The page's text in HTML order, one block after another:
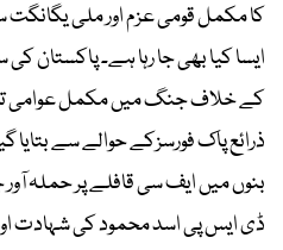
کا مکمل قومی عزم اور ملی یگانگت
ایسا کیا بھی جا رہا ہے۔ پاکستان
کے خلاف جنگ میں مکمل عوامی
ذرائع پاک فورسزکے حوالے سے
بنوں میں ایف سی قافلے پر حملہ آور
ڈی ایس پی اسد محمود کی شہادت